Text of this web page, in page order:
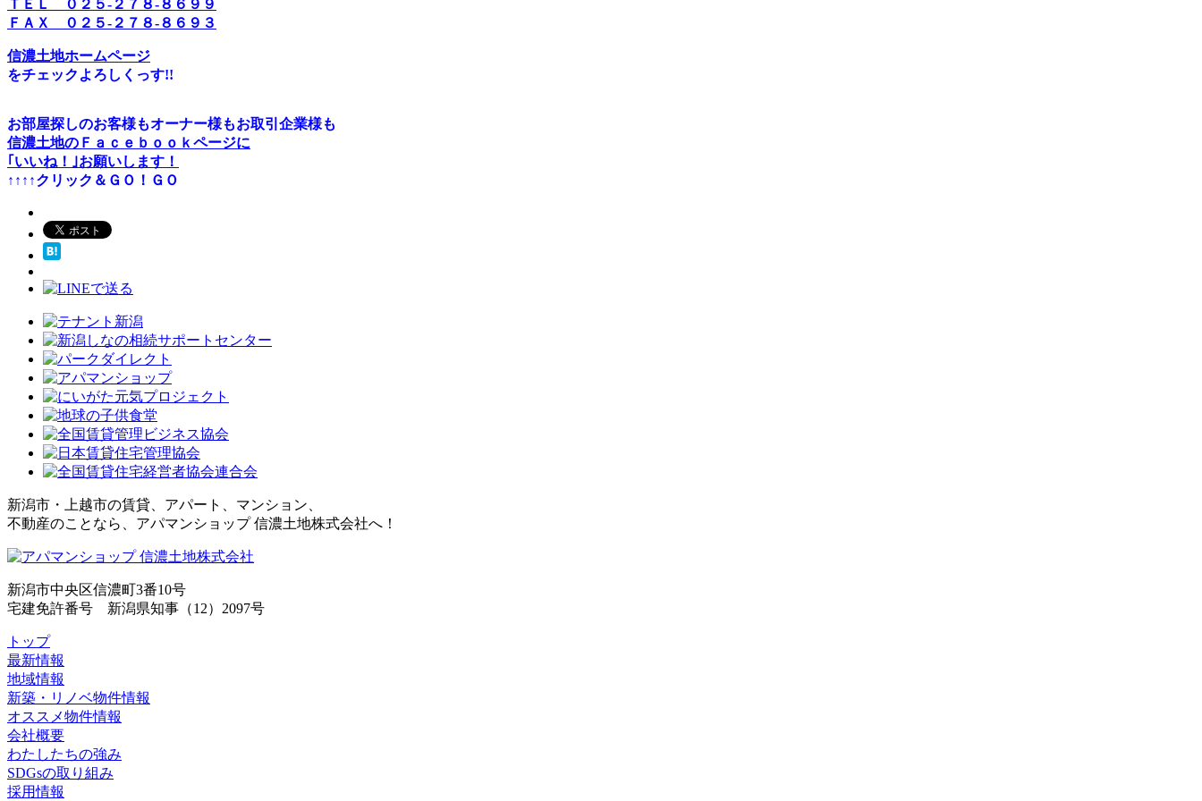
ＴＥＬ ０２５-２７８-８６９９
ＦＡＸ ０２５-２７８-８６９３
信濃土地ホームページ
をチェックよろしくっす!!
お部屋探しのお客様もオーナー様もお取引企業様も
信濃土地のＦａｃｅｂｏｏｋページに
｢いいね！｣お願いします！
↑↑↑↑クリック＆ＧＯ！ＧＯ
新潟市・上越市の賃貸、アパート、マンション、
不動産のことなら、アパマンショップ 信濃土地株式会社へ！
新潟市中央区信濃町3番10号
宅建免許番号 新潟県知事（12）2097号
トップ
最新情報
地域情報
新築・リノベ物件情報
オススメ物件情報
会社概要
わたしたちの強み
SDGsの取り組み
採用情報